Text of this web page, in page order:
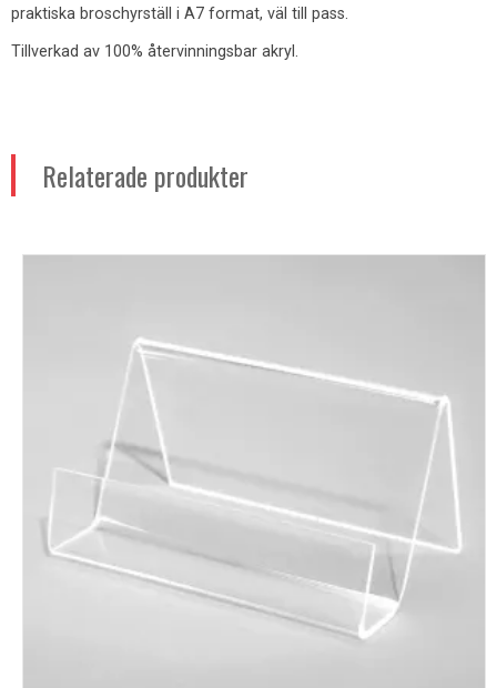
praktiska broschyrställ i A7 format, väl till pass.
Tillverkad av 100% återvinningsbar akryl.
Relaterade produkter